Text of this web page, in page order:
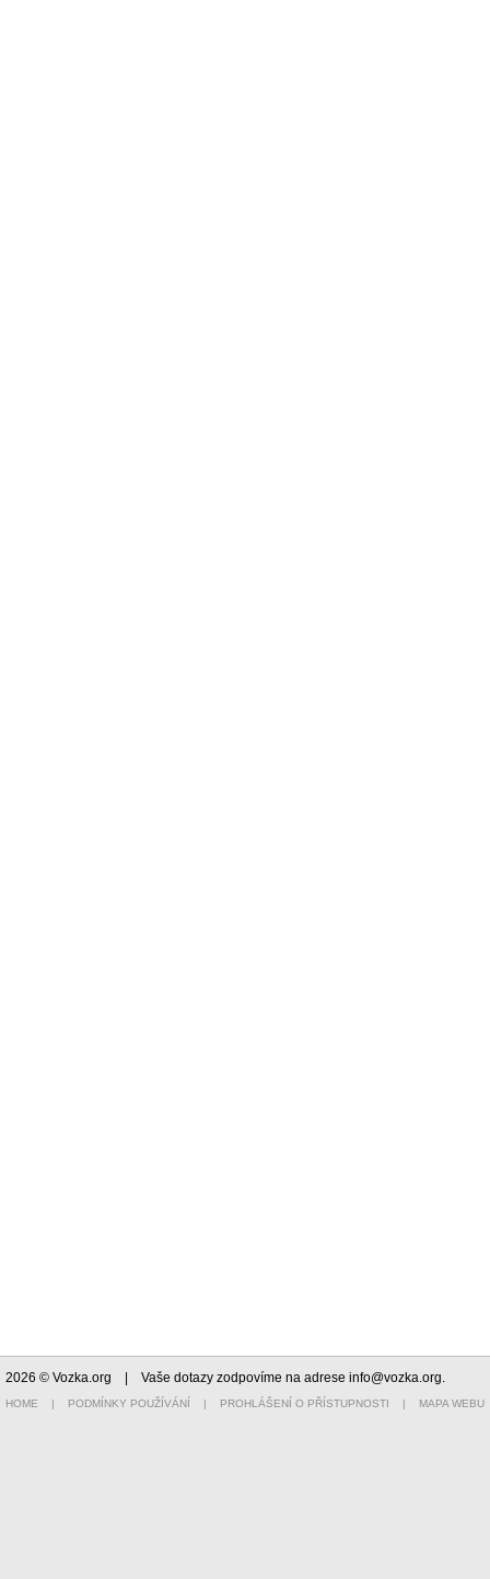
2026 © Vozka.org | Vaše dotazy zodpovíme na adrese info@vozka.org.
HOME | PODMÍNKY POUŽÍVÁNÍ | PROHLÁŠENÍ O PŘÍSTUPNOSTI | MAPA WEBU